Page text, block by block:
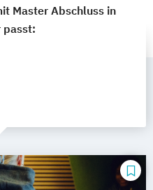
Master Abschluss in
passt: